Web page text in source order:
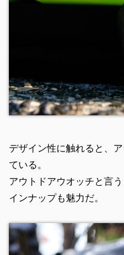
デザイン性に触れると、
ている。
アウトドアウオッチと言
インナップも魅力だ。